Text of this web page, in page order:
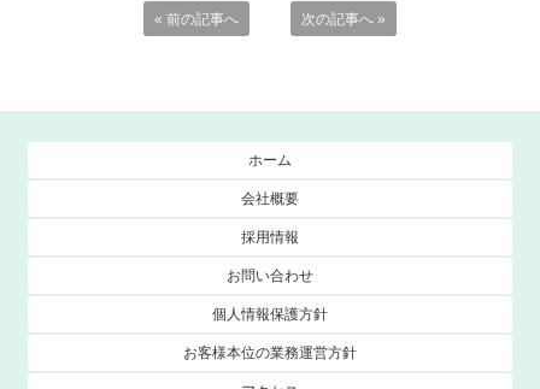
« 前の記事へ 次の記事へ »
ホーム
会社概要
採用情報
お問い合わせ
個人情報保護方針
お客様本位の業務運営方針